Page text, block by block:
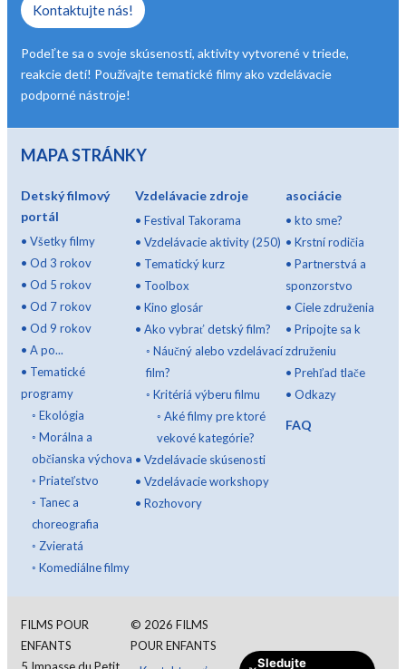
Kontaktujte nás!
Podeľte sa o svoje skúsenosti, aktivity vytvorené v triede,
reakcie detí! Používajte tematické filmy ako vzdelávacie
podporné nástroje!
MAPA STRÁNKY
Detský filmový
portál
• Všetky filmy
• Od 3 rokov
• Od 5 rokov
• Od 7 rokov
• Od 9 rokov
• A po...
• Tematické
programy
◦ Ekológia
◦ Morálna a
občianska výchova
◦ Priateľstvo
◦ Tanec a
choreografia
◦ Zvieratá
◦ Komediálne filmy
Vzdelávacie zdroje
• Festival Takorama
• Vzdelávacie aktivity (250)
• Tematický kurz
• Toolbox
• Kino glosár
• Ako vybrať detský film?
◦ Náučný alebo vzdelávací
film?
◦ Kritériá výberu filmu
◦ Aké filmy pre ktoré
vekové kategórie?
• Vzdelávacie skúsenosti
• Vzdelávacie workshopy
• Rozhovory
asociácie
•kto sme?
•Krstní rodičia
•Partnerstvá a
sponzorstvo
•Ciele združenia
•Pripojte sa k
združeniu
•Prehľad tlače
•Odkazy
FAQ
FILMS POUR
ENFANTS
5 Impasse du Petit
© 2026 FILMS
POUR ENFANTS
Sledujte